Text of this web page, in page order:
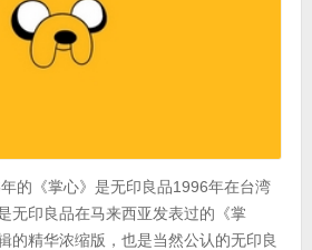
的《掌心》是无印良品1996年在台湾
无印良品在马来西亚发表过的《掌
的精华浓缩版，也是当然公认的无印良